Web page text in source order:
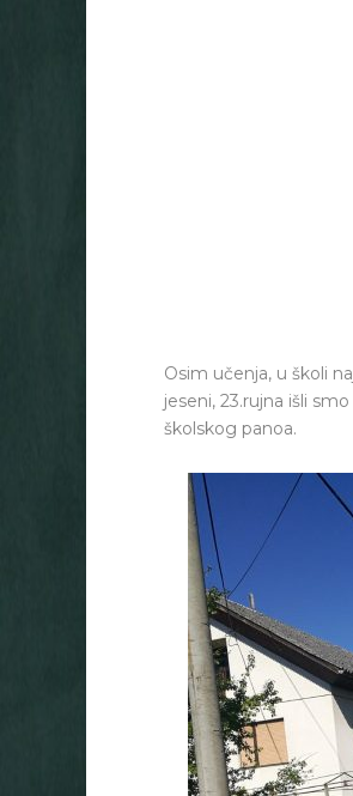
Osim učenja, u školi
jeseni, 23.rujna išli
školskog panoa.